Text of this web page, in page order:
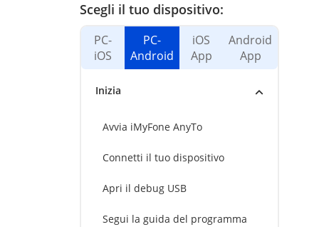
Scegli il tuo dispositivo:
PC-
iOS
PC-
Android
iOS
App
Android
App
Inizia
Avvia iMyFone AnyTo
Connetti il tuo dispositivo
Apri il debug USB
Segui la guida del programma